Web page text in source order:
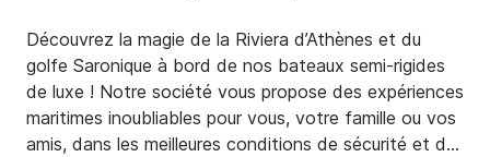
Découvrez la magie de la Riviera d’Athènes et du
golfe Saronique à bord de nos bateaux semi-rigides
de luxe ! Notre société vous propose des expériences
maritimes inoubliables pour vous, votre famille ou vos
amis, dans les meilleures conditions de sécurité et de